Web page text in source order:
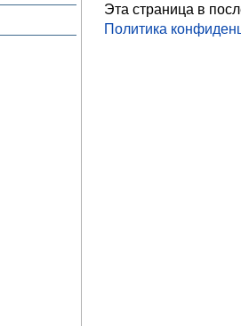
Эта страница в
Политика